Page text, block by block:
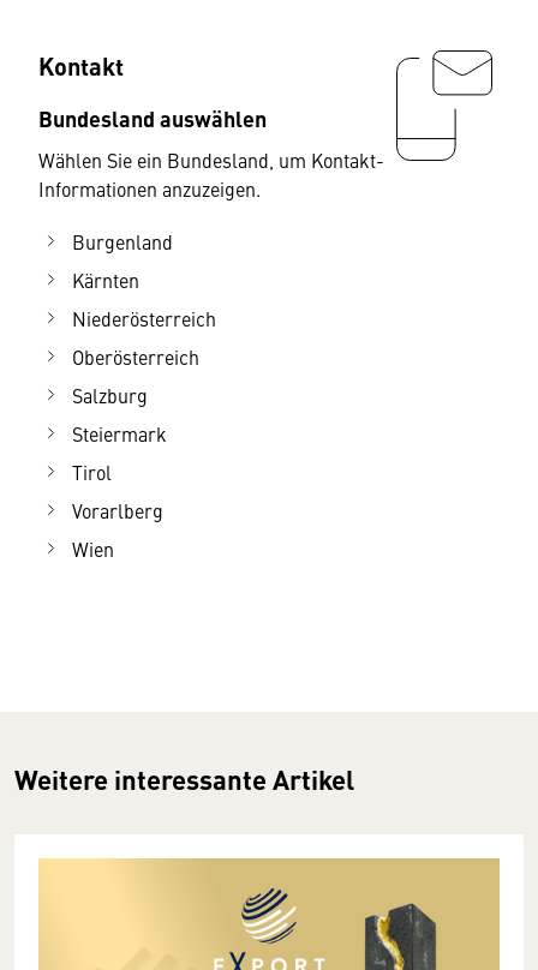
Kontakt
Bundesland auswählen
Wählen Sie ein Bundesland, um Kontakt-
Informationen anzuzeigen.
Burgenland
Kärnten
Niederösterreich
Oberösterreich
Salzburg
Steiermark
Tirol
Vorarlberg
Wien
Weitere interessante Artikel